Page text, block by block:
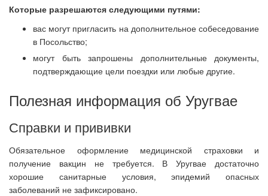
Которые разрешаются следующими путями:
вас могут пригласить на дополнительное собеседование
в Посольство;
могут быть запрошены дополнительные документы,
подтверждающие цели поездки или любые другие.
Полезная информация об Уругвае
Справки и прививки
Обязательное оформление медицинской страховки и
получение вакцин не требуется. В Уругвае достаточно
хорошие санитарные условия, эпидемий опасных
заболеваний не зафиксировано.